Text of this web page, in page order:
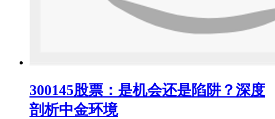
300145股票：是机会还是陷阱？深度
剖析中金环境